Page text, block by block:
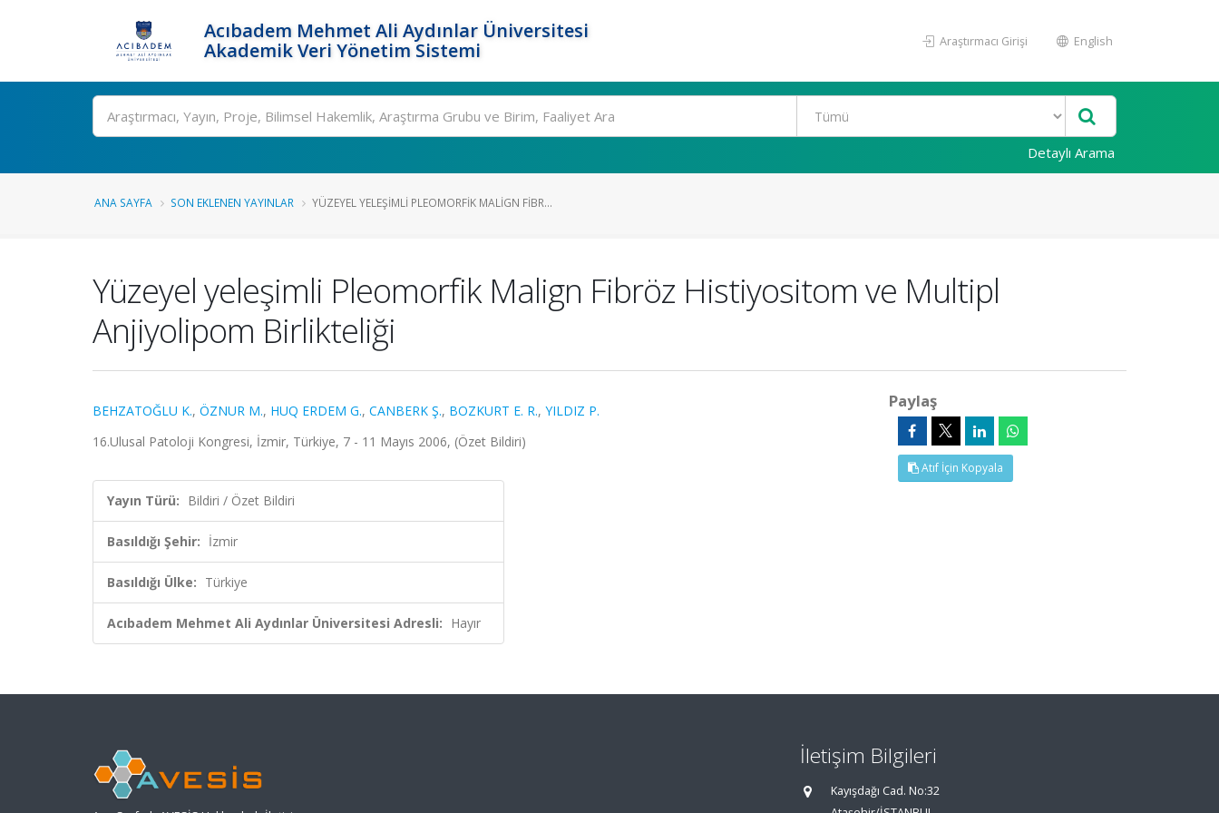
Acıbadem Mehmet Ali Aydınlar Üniversitesi
Akademik Veri Yönetim Sistemi
Araştırmacı Girişi English
Ara
Detaylı Arama
ANA SAYFA SON EKLENEN YAYINLAR YÜZEYEL YELEŞIMLI PLEOMORFIK MALIGN FIBR...
Yüzeyel yeleşimli Pleomorfik Malign Fibröz Histiyositom ve Multipl
Anjiyolipom Birlikteliği
BEHZATOĞLU K., ÖZNUR M., HUQ ERDEM G., CANBERK Ş., BOZKURT E. R., YILDIZ P.
16.Ulusal Patoloji Kongresi, İzmir, Türkiye, 7 - 11 Mayıs 2006, (Özet Bildiri)
Yayın Türü: Bildiri / Özet Bildiri
Basıldığı Şehir: İzmir
Basıldığı Ülke: Türkiye
Acıbadem Mehmet Ali Aydınlar Üniversitesi Adresli: Hayır
Paylaş
Atıf İçin Kopyala
İletişim Bilgileri
Kayışdağı Cad. No:32